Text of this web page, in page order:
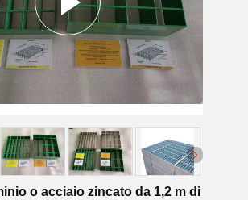
o acciaio zincato da 1,2 m di